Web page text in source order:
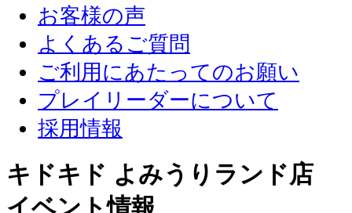
お客様の声
よくあるご質問
ご利用にあたってのお願い
プレイリーダーについて
採用情報
キドキド よみうりランド店
イベント情報